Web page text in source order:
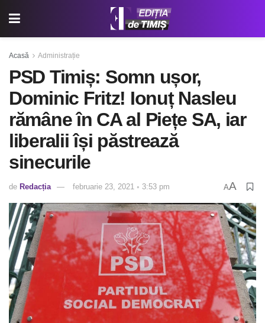
Acasă Administrație
PSD Timiș: Somn ușor,
Dominic Fritz! Ionuț Nasleu
rămâne în CA al Piețe SA, iar
liberalii își păstrează
sinecurile
de Redacția februarie 23, 2021 ◦ 3:53 pm AA